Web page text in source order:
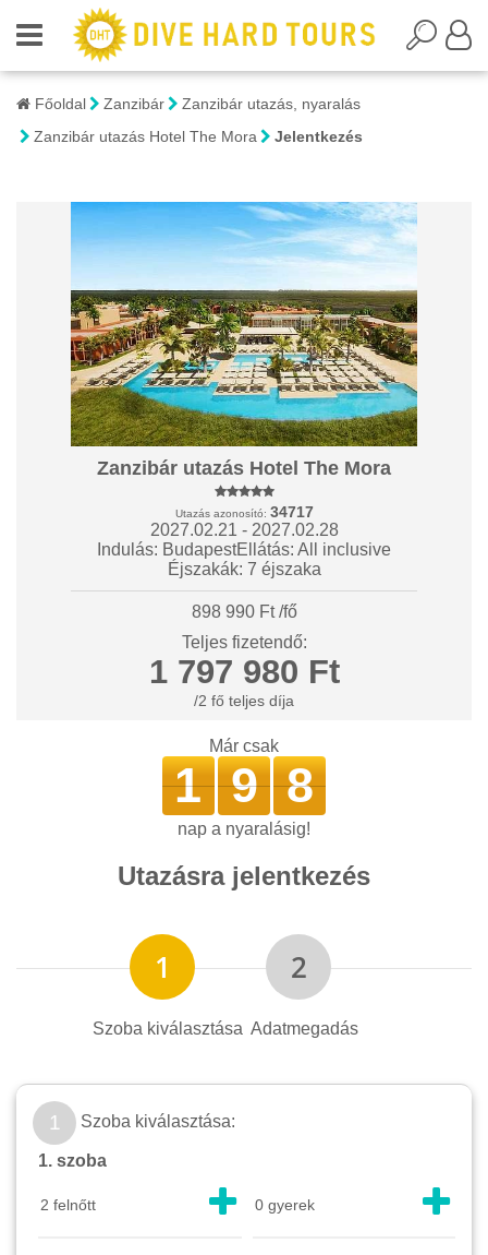
Főoldal Zanzibár
Zanzibár utazás, nyaralás
Zanzibár utazás Hotel The Mora
Jelentkezés
Már csak
1 9 8
nap a nyaralásig!
Utazásra jelentkezés
Szoba kiválasztása Adatmegadás
1 Szoba kiválasztása:
1. szoba
Zanzibár utazás Hotel The Mora
Utazás azonosító: 34717
2027.02.21 - 2027.02.28
Indulás: BudapestEllátás: All inclusive
Éjszakák: 7 éjszaka
898 990 Ft /fő
Teljes fizetendő:
1 797 980 Ft
/2 fő teljes díja